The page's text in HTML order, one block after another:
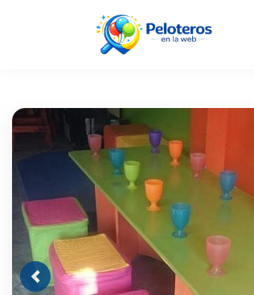
Previous